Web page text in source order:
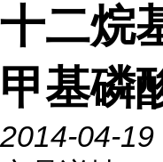
十二烷
甲基磷
2014-04-19